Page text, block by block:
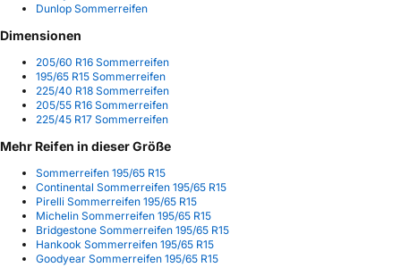
Dunlop Sommerreifen
Dimensionen
205/60 R16 Sommerreifen
195/65 R15 Sommerreifen
225/40 R18 Sommerreifen
205/55 R16 Sommerreifen
225/45 R17 Sommerreifen
Mehr Reifen in dieser Größe
Sommerreifen 195/65 R15
Continental Sommerreifen 195/65 R15
Pirelli Sommerreifen 195/65 R15
Michelin Sommerreifen 195/65 R15
Bridgestone Sommerreifen 195/65 R15
Hankook Sommerreifen 195/65 R15
Goodyear Sommerreifen 195/65 R15